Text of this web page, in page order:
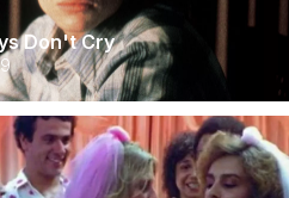
Don't Cry